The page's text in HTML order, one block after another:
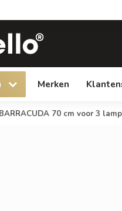
Merken
70 cm voor 3